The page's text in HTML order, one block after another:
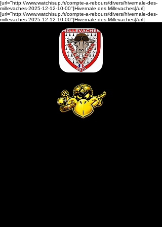
[url="http://www.watchisup.fr/compte-a-rebours/divers/hivernale-des-
millevaches-2025-12-12-10-00"]Hivernale des Millevaches[/url]
[url="http://www.watchisup.fr/compte-a-rebours/divers/hivernale-des-
millevaches-2025-12-12-10-00"]Hivernale des Millevaches[/url]